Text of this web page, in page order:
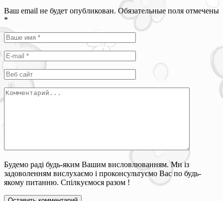
Ваш email не будет опубликован. Обязательные поля отмечены
*
Будемо раді будь-яким Вашим висловлюванням. Ми із
задоволенням вислухаємо і проконсультуємо Вас по будь-
якому питанню. Спілкуємося разом !